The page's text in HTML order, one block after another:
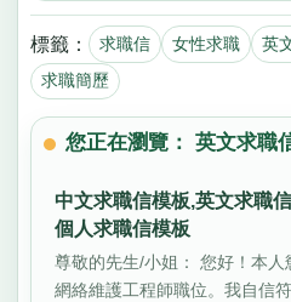
標籤： 求職信 女性求職 英
求職簡歷
您正在瀏覽： 英文求職
中文求職信模板,英文求職
個人求職信模板
尊敬的先生/小姐： 您好！本
網絡維護工程師職位。我自信